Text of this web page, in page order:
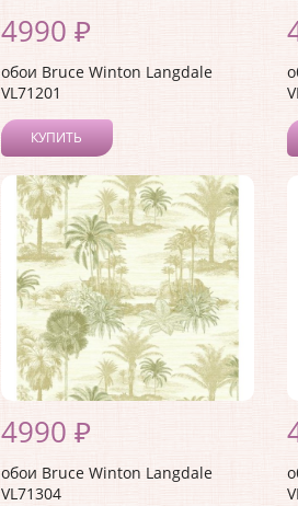
4990 ₽
обои Bruce Winton Langdale
VL71201
КУПИТЬ
4990 ₽
обои Bruce Winton Langdale
VL71304